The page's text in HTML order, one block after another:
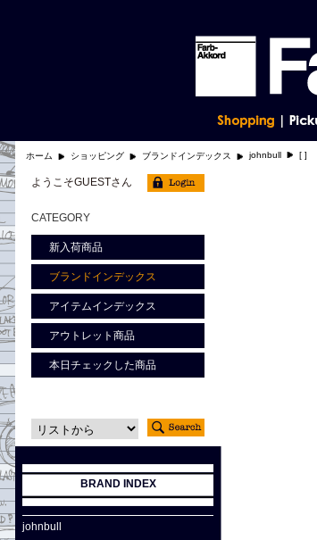
ホーム ショッピング ブランドインデックス johnbull [ ]
ようこそGUESTさん
CATEGORY
新入荷商品
ブランドインデックス
アイテムインデックス
アウトレット商品
本日チェックした商品
BRAND INDEX
johnbull